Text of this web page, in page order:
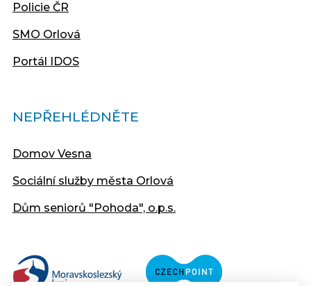
Policie ČR
SMO Orlová
Portál IDOS
NEPŘEHLÉDNĚTE
Domov Vesna
Sociální služby města Orlová
Dům seniorů "Pohoda", o.p.s.